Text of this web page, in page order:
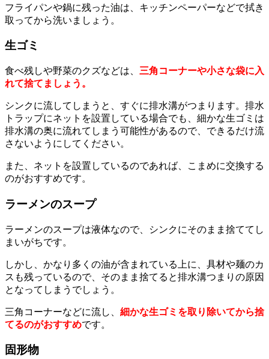
フライパンや鍋に残った油は、キッチンペーパーなどで拭き
取ってから洗いましょう。
生ゴミ
食べ残しや野菜のクズなどは、 三角コーナーや小さな袋に入
れて捨てましょう。
シンクに流してしまうと、すぐに排水溝がつまります。排水
トラップにネットを設置している場合でも、細かな生ゴミは
排水溝の奥に流れてしまう可能性があるので、できるだけ流
さないようにしてください。
また、ネットを設置しているのであれば、こまめに交換する
のがおすすめです。
ラーメンのスープ
ラーメンのスープは液体なので、シンクにそのまま捨ててし
まいがちです。
しかし、かなり多くの油が含まれている上に、具材や麺のカ
スも残っているので、そのまま捨てると排水溝つまりの原因
となってしまうでしょう。
三角コーナーなどに流し、 細かな生ゴミを取り除いてから捨
てるのがおすすめです。
固形物